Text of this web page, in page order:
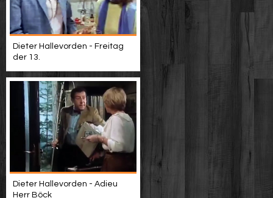
Dieter Hallevorden - Freitag
der 13.
Dieter Hallevorden - Adieu
Herr Böck